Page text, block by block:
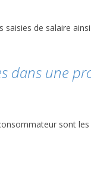
de salaire
dans une
sont